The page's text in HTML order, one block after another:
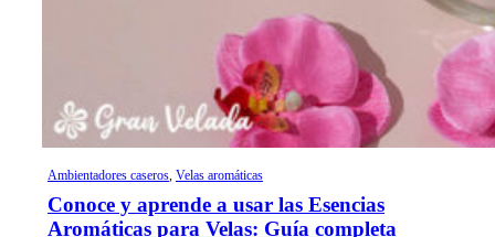
Ambientadores caseros, Velas aromáticas
Conoce y aprende a usar las Esencias
Aromáticas para Velas: Guía completa